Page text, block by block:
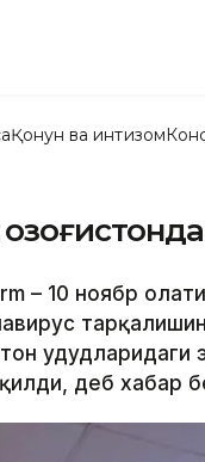
Қонун ва интизом
– 10 ноябр
ҳудудларидаги
деб хабар